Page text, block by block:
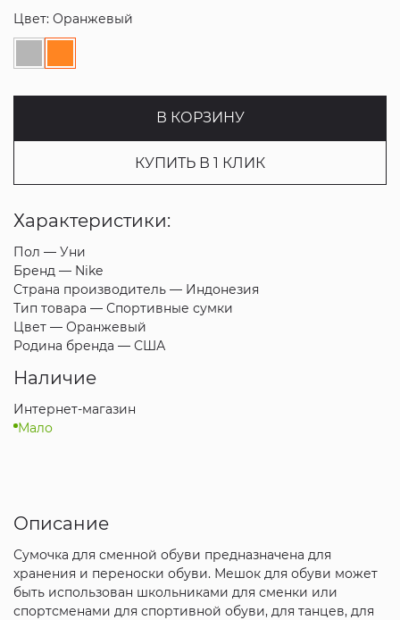
Цвет: Оранжевый
В КОРЗИНУ
КУПИТЬ В 1 КЛИК
Характеристики:
Пол — Уни
Бренд — Nike
Страна производитель — Индонезия
Тип товара — Спортивные сумки
Цвет — Оранжевый
Родина бренда — США
Наличие
Интернет-магазин
Мало
Описание
Сумочка для сменной обуви предназначена для
хранения и переноски обуви. Мешок для обуви может
быть использован школьниками для сменки или
спортсменами для спортивной обуви, для танцев, для